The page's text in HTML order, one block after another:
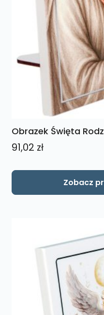
Obrazek Święta
91,02 zł
Zobacz